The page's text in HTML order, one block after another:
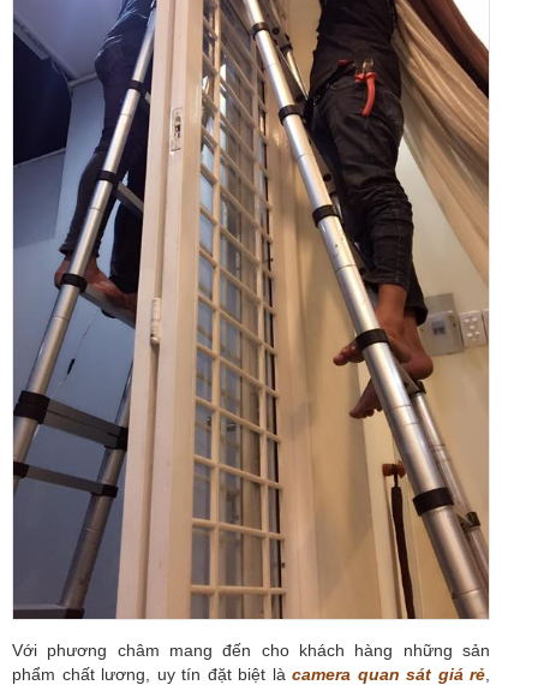
Với phương châm mang đến cho khách hàng những sản
phẩm chất lương, uy tín đặt biệt là camera quan sát giá rẻ